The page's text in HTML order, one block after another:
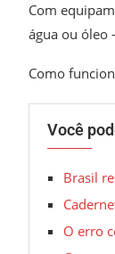
Com
água ou óleo
Como
Você
Brasil
O erro